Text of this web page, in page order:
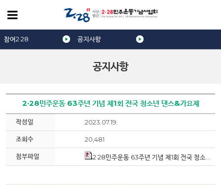
공지사항
참여2·28 공지사항
2·28민주운동 63주년 기념 제1회 전국 청소년 댄스&가요제
작성일 2023.07.19.
조회수 20,481
첨부파일 2·28민주운동 63주년 기념 제1회 전국 청소년 댄스가요제_참가신청서.hwp